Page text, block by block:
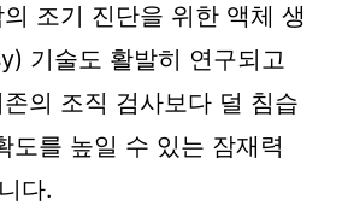
조기 진단을 위한 액체 생
기술도 활발히 연구되고
의 조직 검사보다 덜 침습
도를 높일 수 있는 잠재력
다.